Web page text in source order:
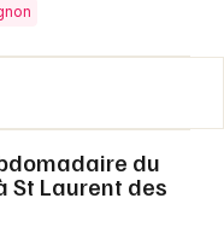
du
St Laurent des